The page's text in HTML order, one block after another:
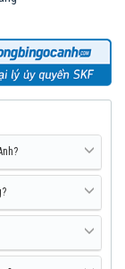
đảm bảo sản
hãng ở đâu
Việt Nam.
giá cạnh